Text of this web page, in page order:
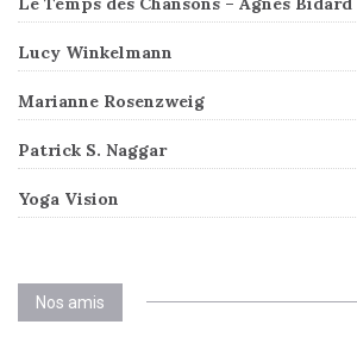
Lucy Winkelmann
Marianne Rosenzweig
Patrick S. Naggar
Yoga Vision
Nos amis